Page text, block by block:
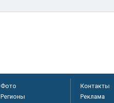
Фото
Регионы
Контакты
Реклама